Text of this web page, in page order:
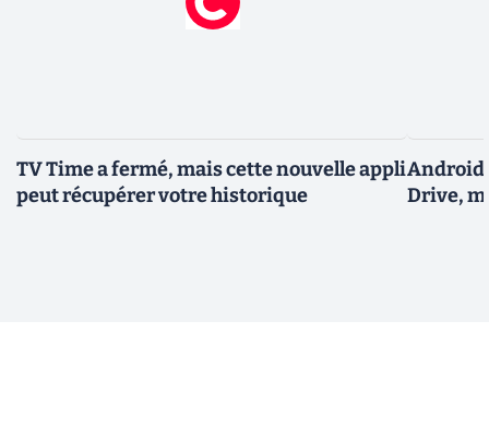
TV Time a fermé, mais cette nouvelle appli
peut récupérer votre historique
Android
Drive,